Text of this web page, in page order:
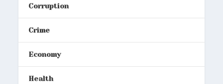
Corruption
Crime
Economy
Health